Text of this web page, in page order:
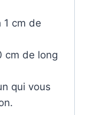
1 cm de
cm de long
qui vous